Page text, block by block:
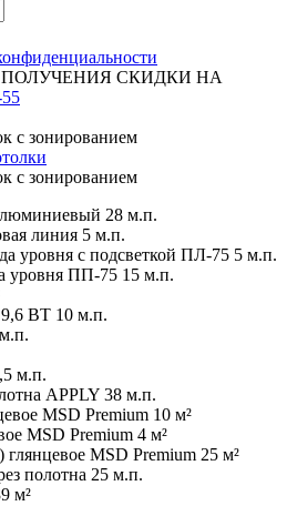
СКИДКИ НА
с зонированием
с зонированием
28 м.п.
линия 5 м.п.
уровня с подсветкой ПЛ-75 5 м.п.
уровня ПП-75 15 м.п.
9,6 ВТ 10 м.п.
м.п.
APPLY 38 м.п.
MSD Premium 10 м²
MSD Premium 4 м²
MSD Premium 25 м²
полотна 25 м.п.
м²